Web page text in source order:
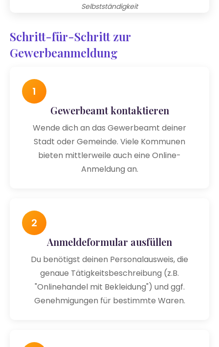
Selbstständigkeit
Schritt-für-Schritt zur
Gewerbeanmeldung
1
Gewerbeamt kontaktieren
Wende dich an das Gewerbeamt deiner
Stadt oder Gemeinde. Viele Kommunen
bieten mittlerweile auch eine Online-
Anmeldung an.
2
Anmeldeformular ausfüllen
Du benötigst deinen Personalausweis, die
genaue Tätigkeitsbeschreibung (z.B.
"Onlinehandel mit Bekleidung") und ggf.
Genehmigungen für bestimmte Waren.